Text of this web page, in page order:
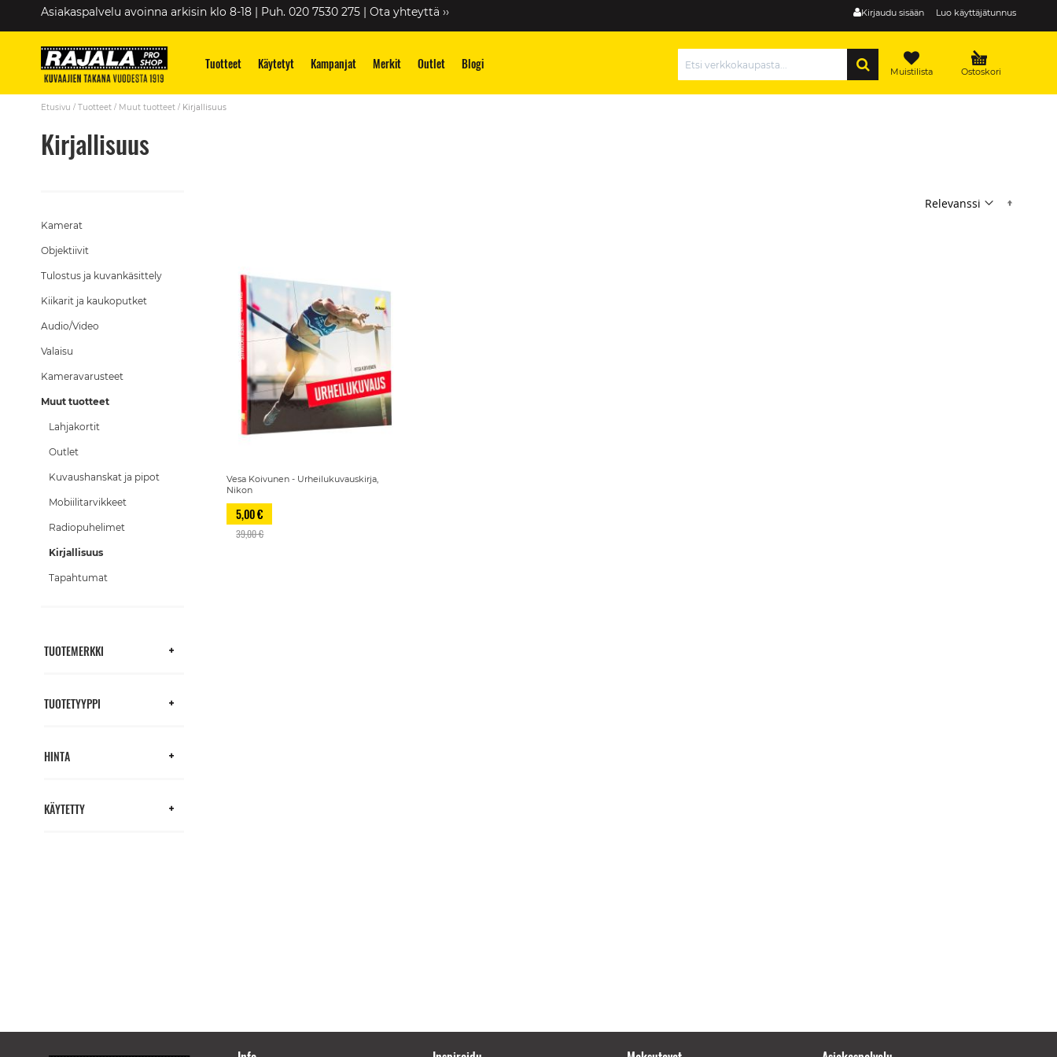
Skip
Kirjaudu sisään Luo käyttäjätunnus
Asiakaspalvelu avoinna arkisin klo 8-18 | Puh. 020 7530 275 | Ota yhteyttä ››
Tuotteet Käytetyt Kampanjat Merkit Outlet Blogi Ostoskori
Muistilista
Hae
Etusivu Tuotteet Muut tuotteet Kirjallisuus
Kirjallisuus
Vesa Koivunen - Urheilukuvauskirja,
Nikon
5,00 €
39,00 €
Kamerat
Objektiivit
Tulostus ja kuvankäsittely
Kiikarit ja kaukoputket
Audio/Video
Valaisu
Kameravarusteet
Muut tuotteet
Lahjakortit
Outlet
Kuvaushanskat ja pipot
Mobiilitarvikkeet
Radiopuhelimet
Kirjallisuus
Tapahtumat
TUOTEMERKKI
TUOTETYYPPI
HINTA
KÄYTETTY